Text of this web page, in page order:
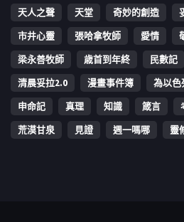
天人之聲
天堂 奇妙的創造
市井心靈
張哈拿牧師 愛情
梁永善牧師
歳首到年終 民數記
清晨妥拉2.0
漫畫事件簿 為以色
申命記
真理 知識 箴言
荒漠甘泉
見證 週一嗎哪 靈